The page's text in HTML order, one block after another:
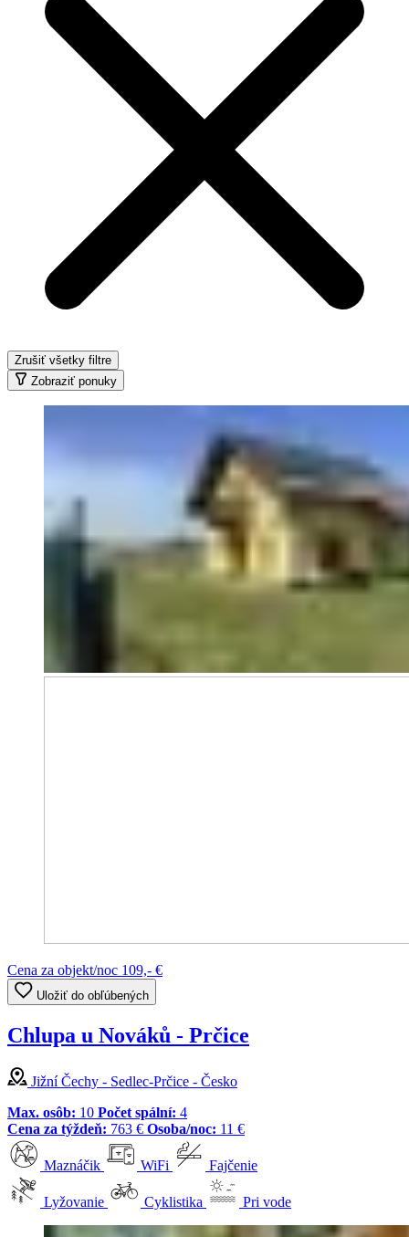
Zrušiť všetky filtre
Zobraziť ponuky
Cena za objekt/noc 109,- €
Uložiť do obľúbených
Chlupa u Nováků - Prčice
Jižní Čechy - Sedlec-Prčice - Česko
Max. osôb: 10 Počet spální: 4
Cena za týždeň: 763 € Osoba/noc: 11 €
Maznáčik WiFi Fajčenie
Lyžovanie Cyklistika Pri vode